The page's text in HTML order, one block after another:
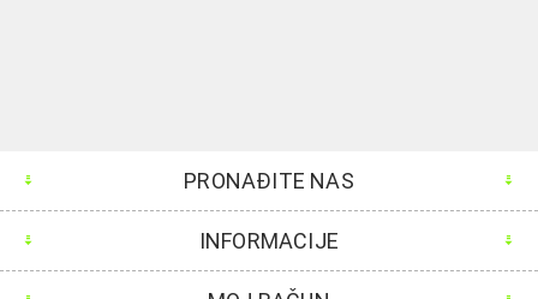
PRONAĐITE NAS
INFORMACIJE